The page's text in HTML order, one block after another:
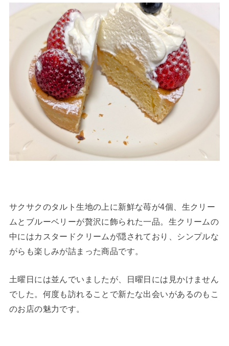
サクサクのタルト生地の上に新鮮な苺が4個、生クリー
ムとブルーベリーが贅沢に飾られた一品。生クリームの
中にはカスタードクリームが隠されており、シンプルな
がらも楽しみが詰まった商品です。
土曜日には並んでいましたが、日曜日には見かけません
でした。何度も訪れることで新たな出会いがあるのもこ
のお店の魅力です。